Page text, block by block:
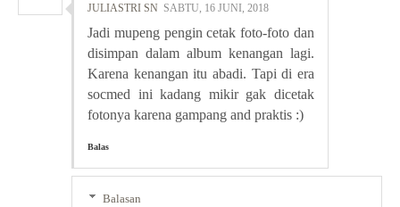
JULIASTRI SN SABTU, 16 JUNI, 2018
Jadi mupeng pengin cetak foto-foto dan
disimpan dalam album kenangan lagi.
Karena kenangan itu abadi. Tapi di era
socmed ini kadang mikir gak dicetak
fotonya karena gampang and praktis :)
Balas
Balasan